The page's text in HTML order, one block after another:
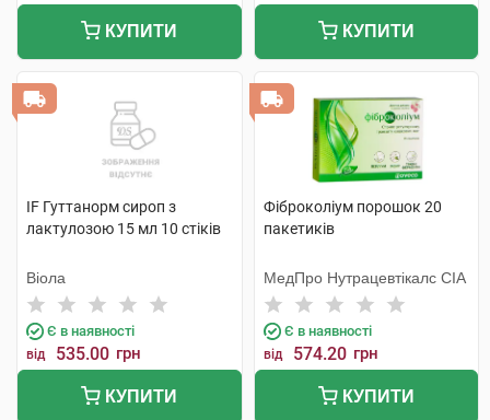
КУПИТИ КУПИТИ
IF Гуттанорм сироп з
лактулозою 15 мл 10 стіків
Віола
Є в наявності
від 535.00 грн
КУПИТИ
Фіброколіум порошок 20
пакетиків
МедПро Нутрацевтікалс СІА
Є в наявності
від 574.20 грн
КУПИТИ